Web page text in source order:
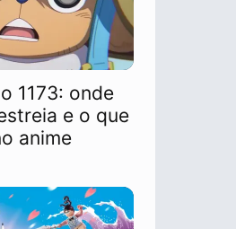
1173: onde
e o que
anime